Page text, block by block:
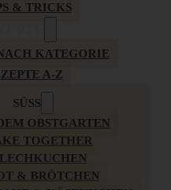
& TRICKS
KATEGORIE
A-Z
SÜSS
OBSTGARTEN
TOGETHER
& BRÖTCHEN